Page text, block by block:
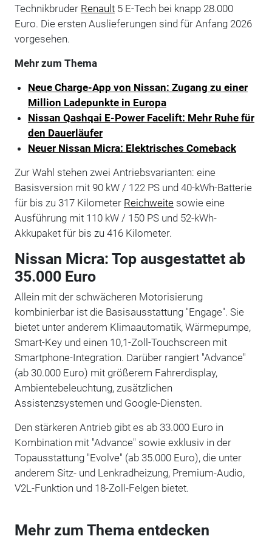
Technikbruder Renault5 E-Tech bei knapp 28.000
Euro. Die ersten Auslieferungen sind für Anfang 2026
vorgesehen.
Mehr zum Thema
Neue Charge-App von Nissan: Zugang zu einer
Million Ladepunkte in Europa
Nissan Qashqai E-Power Facelift: Mehr Ruhe für
den Dauerläufer
Neuer Nissan Micra: Elektrisches Comeback
Zur Wahl stehen zwei Antriebsvarianten: eine
Basisversion mit 90 kW / 122 PS und 40-kWh-Batterie
für bis zu 317 Kilometer Reichweitesowie eine
Ausführung mit 110 kW / 150 PS und 52-kWh-
Akkupaket für bis zu 416 Kilometer.
Nissan Micra: Top ausgestattet ab
35.000 Euro
Allein mit der schwächeren Motorisierung
kombinierbar ist die Basisausstattung "Engage". Sie
bietet unter anderem Klimaautomatik, Wärmepumpe,
Smart-Key und einen 10,1-Zoll-Touchscreen mit
Smartphone-Integration. Darüber rangiert "Advance"
(ab 30.000 Euro) mit größerem Fahrerdisplay,
Ambientebeleuchtung, zusätzlichen
Assistenzsystemen und Google-Diensten.
Den stärkeren Antrieb gibt es ab 33.000 Euro in
Kombination mit "Advance" sowie exklusiv in der
Topausstattung "Evolve" (ab 35.000 Euro), die unter
anderem Sitz- und Lenkradheizung, Premium-Audio,
V2L-Funktion und 18-Zoll-Felgen bietet.
Mehr zum Thema entdecken